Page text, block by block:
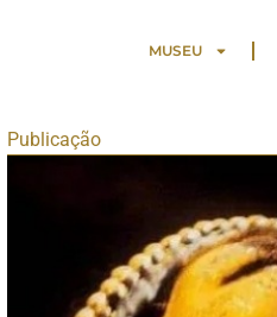
MUSEU
Publicação